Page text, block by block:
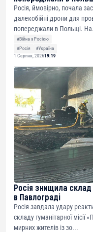
Росія, ймовірно, почала
далекобійні дрони для
попереджали в Польщі.
#Війна з Росією
#Росія
#Україна
1 Серпня, 202619:19
Росія знищила склад
в Павлограді
Росія завдала удару
складу гуманітарної місії
мирних жителів із зо...